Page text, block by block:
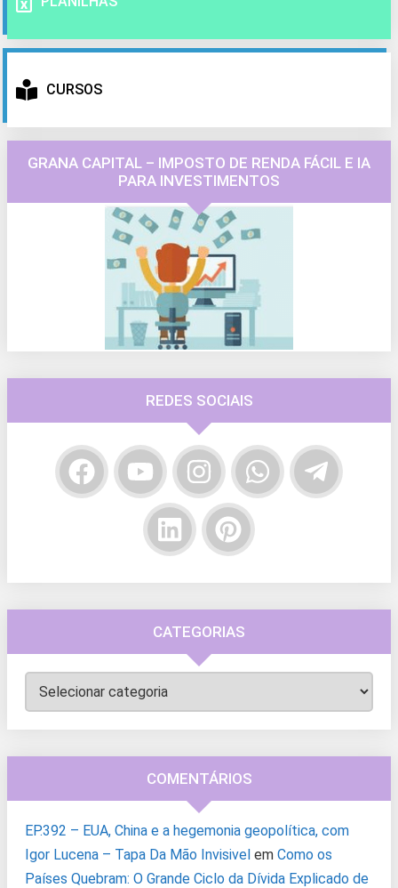
CURSOS
GRANA CAPITAL – IMPOSTO DE RENDA FÁCIL E IA
PARA INVESTIMENTOS
REDES SOCIAIS
CATEGORIAS
Categorias
COMENTÁRIOS
EP.392 – EUA, China e a hegemonia geopolítica, com
Igor Lucena – Tapa Da Mão Invisivel em Como os
Países Quebram: O Grande Ciclo da Dívida Explicado de